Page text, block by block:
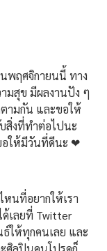
ฤศจิกายนนี้ ทาง
มสุข มีผลงานปัง ๆ
ามกัน และขอให้
สิ่งที่ทำต่อไปนะ
อให้มีวันที่ดีนะ ❤︎
ที่อยากให้เรา
เลยที่ Twitter
ธ์ให้ทุกคนเลย และ